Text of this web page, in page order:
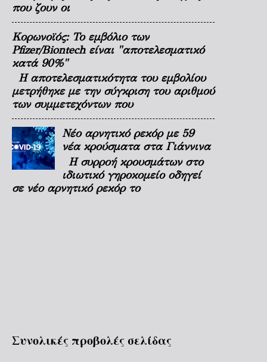
που ζουν οι
Κορωνοϊός: Το εμβόλιο των
Pfizer/Biontech είναι "αποτελεσματικό
κατά 90%"
Η αποτελεσματικότητα του εμβολίου
μετρήθηκε με την σύγκριση του αριθμού
των συμμετεχόντων που
Νέο αρνητικό ρεκόρ με 59
νέα κρούσματα στα Γιάννινα
Η συρροή κρουσμάτων στο
ιδιωτικό γηροκομείο οδηγεί
σε νέο αρνητικό ρεκόρ το
Συνολικές προβολές σελίδας